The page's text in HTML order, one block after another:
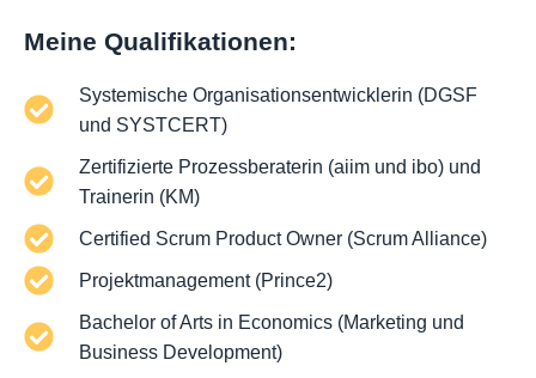
Meine Qualifikationen:
Systemische Organisationsentwicklerin (DGSF
und SYSTCERT)
Zertifizierte Prozessberaterin (aiim und ibo) und
Trainerin (KM)
Certified Scrum Product Owner (Scrum Alliance)
Projektmanagement (Prince2)
Bachelor of Arts in Economics (Marketing und
Business Development)